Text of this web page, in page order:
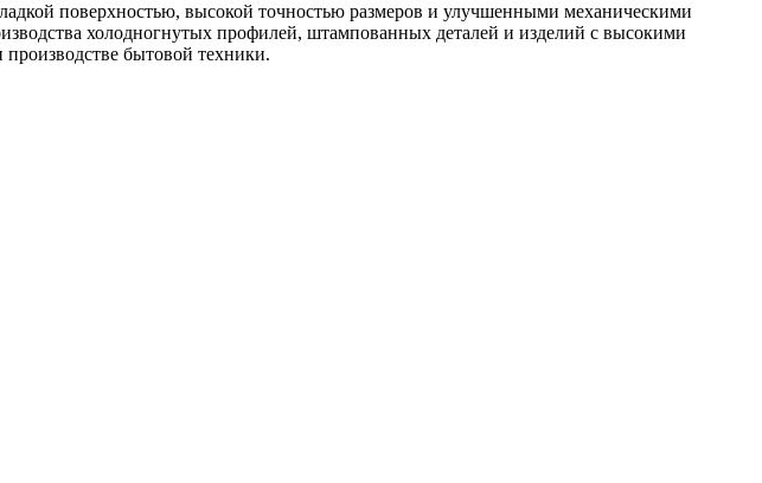
поверхностью, высокой точностью размеров и улучшенными механическими
холодногнутых профилей, штампованных деталей и изделий с высокими
производстве бытовой техники.